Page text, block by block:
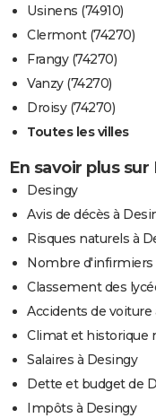
Usinens (74910)
Clermont (74270)
Frangy (74270)
Vanzy (74270)
Droisy (74270)
Toutes les villes
En savoir plus sur
Desingy
Avis de décès à
Risques naturels à
Nombre d'infirmiers
Classement des
Accidents de voiture
Climat et historique
Salaires à Desingy
Dette et budget de
Impôts à Desingy